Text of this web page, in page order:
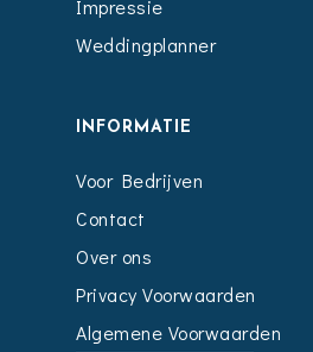
Impressie
Weddingplanner
INFORMATIE
Voor Bedrijven
Contact
Over ons
Privacy Voorwaarden
Algemene Voorwaarden